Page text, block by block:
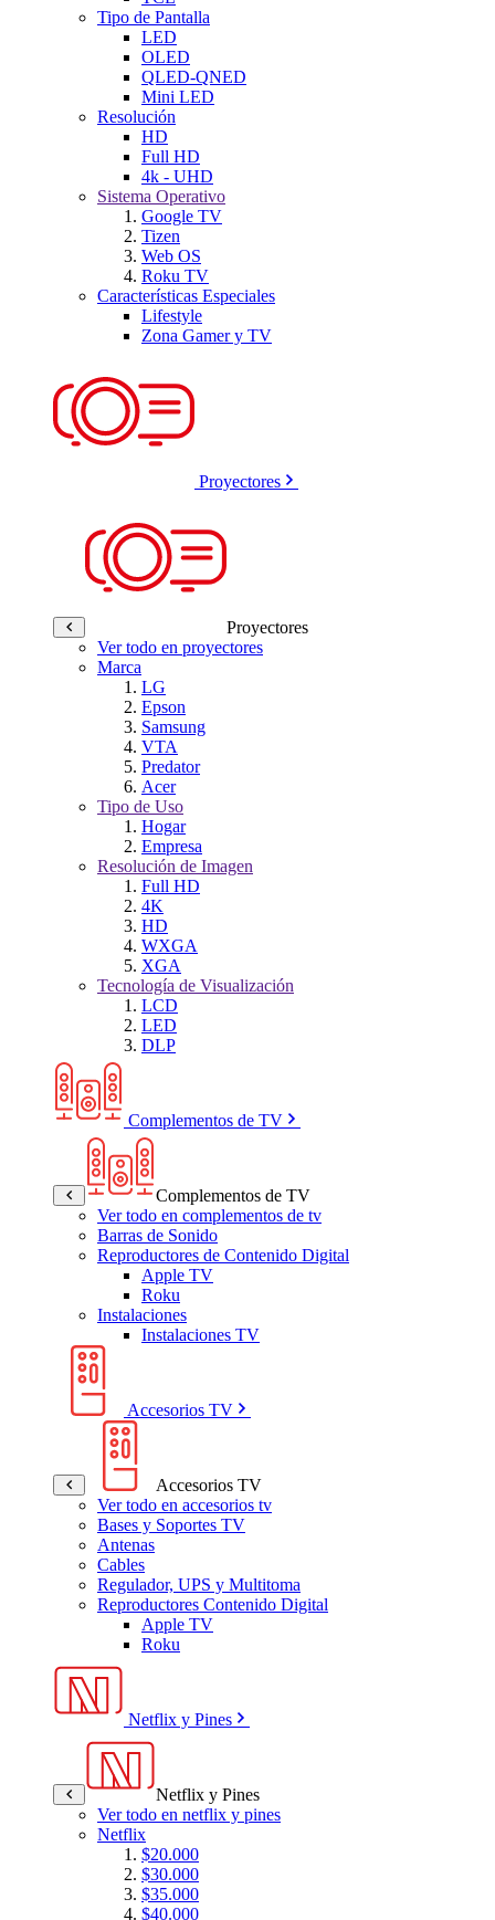
Tipo de Pantalla
LED
OLED
QLED-QNED
Mini LED
Resolución
HD
Full HD
4k - UHD
Sistema Operativo
Google TV
Tizen
Web OS
Roku TV
Características Especiales
Lifestyle
Zona Gamer y TV
Proyectores
Proyectores
Ver todo en proyectores
Marca
LG
Epson
Samsung
VTA
Predator
Acer
Tipo de Uso
Hogar
Empresa
Resolución de Imagen
Full HD
4K
HD
WXGA
XGA
Tecnología de Visualización
LCD
LED
DLP
Complementos de TV
Complementos de TV
Ver todo en complementos de tv
Barras de Sonido
Reproductores de Contenido Digital
Apple TV
Roku
Instalaciones
Instalaciones TV
Accesorios TV
Accesorios TV
Ver todo en accesorios tv
Bases y Soportes TV
Antenas
Cables
Regulador, UPS y Multitoma
Reproductores Contenido Digital
Apple TV
Roku
Netflix y Pines
Netflix y Pines
Ver todo en netflix y pines
Netflix
$20.000
$30.000
$35.000
$40.000